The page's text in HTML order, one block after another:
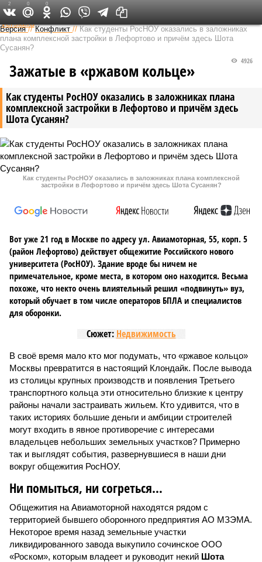
Федеральный выпуск
Версия //Конфликт //Как студенты РосНОУ оказались в заложниках
плана комплексной застройки в Лефортово и причём здесь Шота
Сусанян?
Как студенты РосНОУ оказались в заложниках плана
комплексной застройки в Лефортово и причём здесь
Шота Сусанян?
4926
Зажатые в «ржавом кольце»
Как студенты РосНОУ оказались в заложниках плана комплексной
застройки в Лефортово и причём здесь Шота Сусанян?
Вот уже 21 год в Москве по адресу ул. Авиамоторная, 55, корп. 5
(район Лефортово) действует общежитие Российского нового
университета (РосНОУ). Здание вроде бы ничем не
примечательное, кроме места, в котором оно находится. Весьма
похоже, что некто очень влиятельный решил «подвинуть» вуз,
который обучает в том числе операторов БПЛА и специалистов
для оборонки.
Сюжет: Недвижимость
В своё время мало кто мог подумать, что «ржавое кольцо»
Москвы превратится в настоящий Клондайк. После вывода
из столицы крупных производств и появления Третьего
транспортного кольца эти относительно близкие к центру
районы начали застраивать жильем. Кто удивится, что в
таких историях большие деньги и амбиции строителей
могут входить в явное противоречие с интересами
владельцев небольших земельных участков? Примерно
так и выглядят события, развернувшиеся в наши дни
вокруг общежития РосНОУ.
Ни помыться, ни согреться…
Общежития на Авиамоторной находятся рядом с
территорией бывшего оборонного предприятия АО МЗЭМА.
Некоторое время назад земельные участки
ликвидированного завода выкупило сочинское ООО
«Роском», которым владеет и руководит некий Шота
2 0 0